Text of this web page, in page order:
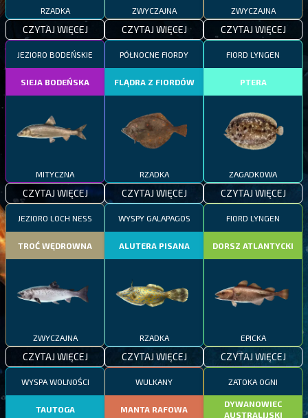
RZADKA
CZYTAJ WIĘCEJ
ZWYCZAJNA
CZYTAJ WIĘCEJ
ZWYCZAJNA
CZYTAJ WIĘCEJ
JEZIORO BODEŃSKIE
SIEJA BODEŃSKA
MITYCZNA
CZYTAJ WIĘCEJ
PÓŁNOCNE FIORDY
FLĄDRA Z FIORDÓW
RZADKA
CZYTAJ WIĘCEJ
FIORD LYNGEN
PTERA
ZAGADKOWA
CZYTAJ WIĘCEJ
JEZIORO LOCH NESS
TROĆ WĘDROWNA
ZWYCZAJNA
CZYTAJ WIĘCEJ
WYSPY GALAPAGOS
ALUTERA PISANA
RZADKA
CZYTAJ WIĘCEJ
FIORD LYNGEN
DORSZ ATLANTYCKI
EPICKA
CZYTAJ WIĘCEJ
WYSPA WOLNOŚCI
TAUTOGA
WULKANY
MANTA RAFOWA
ZATOKA OGNI
DYWANOWIEC
AUSTRALIJSKI